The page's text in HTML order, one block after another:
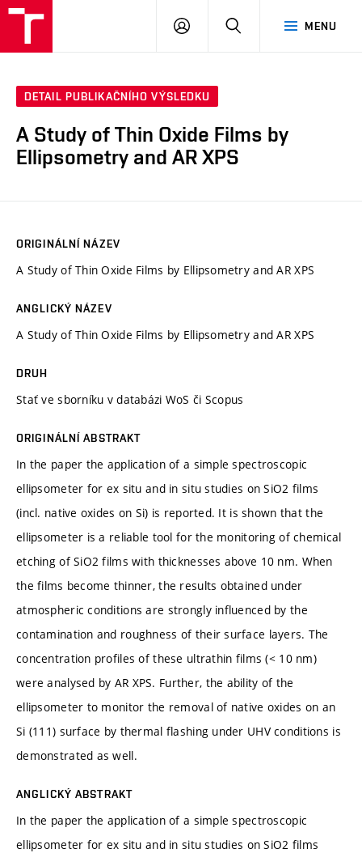
MENU
PŘIHLÁSIT
DETAIL PUBLIKAČNÍHO VÝSLEDKU
A Study of Thin Oxide Films by
Ellipsometry and AR XPS
ORIGINÁLNÍ NÁZEV
A Study of Thin Oxide Films by Ellipsometry and AR XPS
ANGLICKÝ NÁZEV
A Study of Thin Oxide Films by Ellipsometry and AR XPS
DRUH
Stať ve sborníku v databázi WoS či Scopus
ORIGINÁLNÍ ABSTRAKT
In the paper the application of a simple spectroscopic
ellipsometer for ex situ and in situ studies on SiO2 films
(incl. native oxides on Si) is reported. It is shown that the
ellipsometer is a reliable tool for the monitoring of chemical
etching of SiO2 films with thicknesses above 10 nm. When
the films become thinner, the results obtained under
atmospheric conditions are strongly influenced by the
contamination and roughness of their surface layers. The
concentration profiles of these ultrathin films (< 10 nm)
were analysed by AR XPS. Further, the ability of the
ellipsometer to monitor the removal of native oxides on an
Si (111) surface by thermal flashing under UHV conditions is
demonstrated as well.
ANGLICKÝ ABSTRAKT
In the paper the application of a simple spectroscopic
ellipsometer for ex situ and in situ studies on SiO2 films